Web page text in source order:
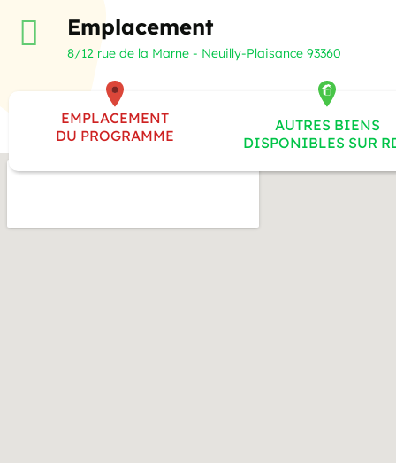
Emplacement
8/12 rue de la Marne - Neuilly-Plaisance 93360
EMPLACEMENT
DU PROGRAMME
AUTRES BIENS
DISPONIBLES SUR